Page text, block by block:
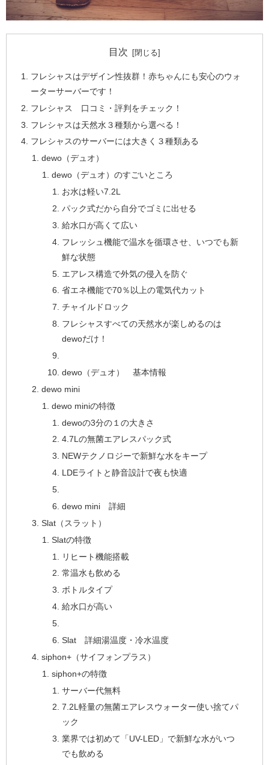
目次
フレシャスはデザイン性抜群！赤ちゃんにも安心のウォ
ーターサーバーです！
フレシャス 口コミ・評判をチェック！
フレシャスは天然水３種類から選べる！
フレシャスのサーバーには大きく３種類ある
dewo（デュオ）
dewo（デュオ）のすごいところ
お水は軽い7.2L
パック式だから自分でゴミに出せる
給水口が高くて広い
フレッシュ機能で温水を循環させ、いつでも新
鮮な状態
エアレス構造で外気の侵入を防ぐ
省エネ機能で70％以上の電気代カット
チャイルドロック
フレシャスすべての天然水が楽しめるのは
dewoだけ！
dewo（デュオ） 基本情報
dewo mini
dewo miniの特徴
dewoの3分の１の大きさ
4.7Lの無菌エアレスパック式
NEWテクノロジーで新鮮な水をキープ
LDEライトと静音設計で夜も快適
dewo mini 詳細
Slat（スラット）
Slatの特徴
リヒート機能搭載
常温水も飲める
ボトルタイプ
給水口が高い
Slat 詳細湯温度・冷水温度
siphon+（サイフォンプラス）
siphon+の特徴
サーバー代無料
7.2L軽量の無菌エアレスウォーター使い捨てパ
ック
業界では初めて「UV-LED」で新鮮な水がいつ
でも飲める